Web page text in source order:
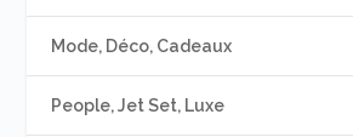
Mode, Déco, Cadeaux
People, Jet Set, Luxe